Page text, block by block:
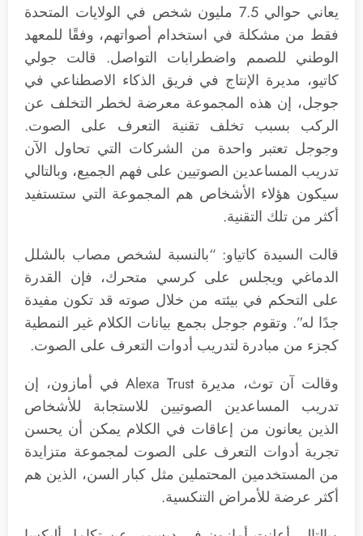
يعاني حوالي 7.5 مليون شخص في الولايات المتحدة
فقط من مشكلة في استخدام أصواتهم، وفقًا للمعهد
الوطني للصمم واضطرابات التواصل. قالت جولي
كاتيو، مديرة الإنتاج في فريق الذكاء الاصطناعي في
جوجل، إن هذه المجموعة معرضة لخطر التخلف عن
الركب بسبب تخلف تقنية التعرف على الصوت.
وجوجل تعتبر واحدة من الشركات التي تحاول الآن
تدريب المساعدين الصوتيين على فهم الجميع، وبالتالي
سيكون هؤلاء الأشخاص هم المجموعة التي ستستفيد
أكثر من تلك التقنية.
قالت السيدة كاتياو: “بالنسبة لشخص مصاب بالشلل
الدماغي ويجلس على كرسي متحرك، فإن القدرة
على التحكم في بيئته من خلال صوته قد تكون مفيدة
جدًا له”. وتقوم جوجل بجمع بيانات الكلام غير النمطية
كجزء من مبادرة لتدريب أدوات التعرف على الصوت.
وقالت آن توث، مديرة Alexa Trust في أمازون، إن
تدريب المساعدين الصوتيين للاستجابة للأشخاص
الذين يعانون من إعاقات في الكلام يمكن أن يحسن
تجربة أدوات التعرف على الصوت لمجموعة متزايدة
من المستخدمين المحتملين مثل كبار السن، الذين هم
أكثر عرضة للأمراض التنكسية.